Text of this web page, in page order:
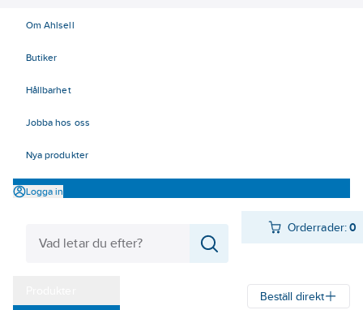
Om Ahlsell
Butiker
Hållbarhet
Jobba hos oss
Nya produkter
Logga in
Orderrader:0
Beställ direkt